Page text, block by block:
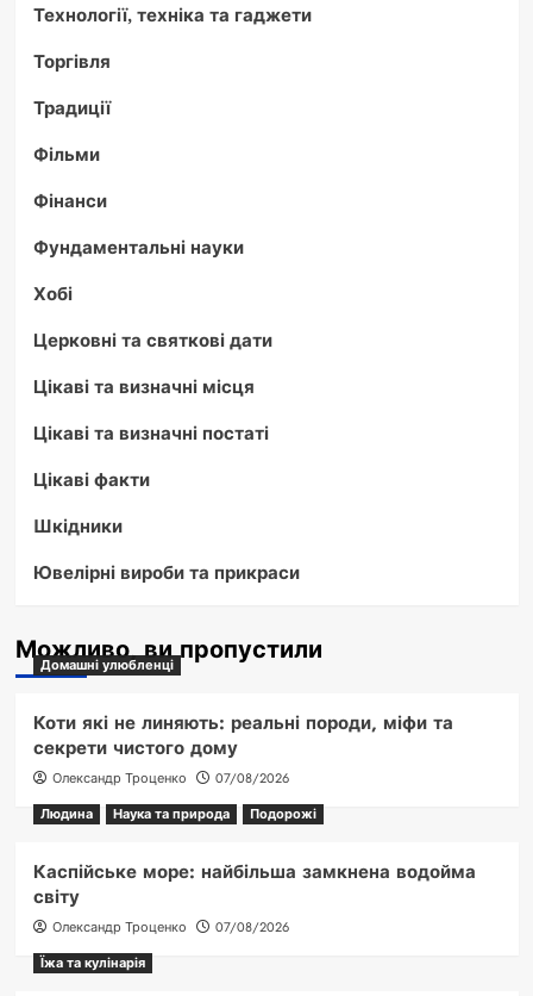
Технології, техніка та гаджети
Торгівля
Традиції
Фільми
Фінанси
Фундаментальні науки
Хобі
Церковні та святкові дати
Цікаві та визначні місця
Цікаві та визначні постаті
Цікаві факти
Шкідники
Ювелірні вироби та прикраси
Можливо, ви пропустили
Домашні улюбленці
Коти які не линяють: реальні породи, міфи та
секрети чистого дому
Олександр Троценко
07/08/2026
Людина
Наука та природа Подорожі
Каспійське море: найбільша замкнена водойма
світу
Олександр Троценко
07/08/2026
Їжа та кулінарія